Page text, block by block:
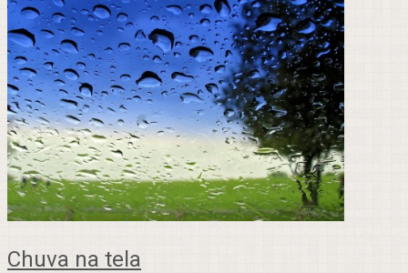
Chuva na tela